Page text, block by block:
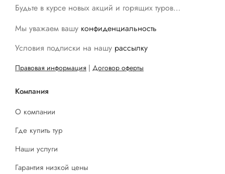
Будьте в курсе новых акций и горящих туров…
Мы уважаем вашу конфиденциальность
Условия подписки на нашу рассылку
Правовая информация | Договор оферты
Компания
О компании
Где купить тур
Наши услуги
Гарантия низкой цены